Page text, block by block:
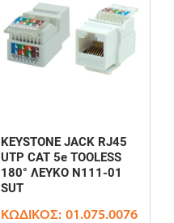
KEYSTONE JACK RJ45
UTP CAT 5e TOOLESS
180° ΛΕΥΚΟ N111-01
SUT
ΚΩΔΙΚΌΣ: 01.075.0076